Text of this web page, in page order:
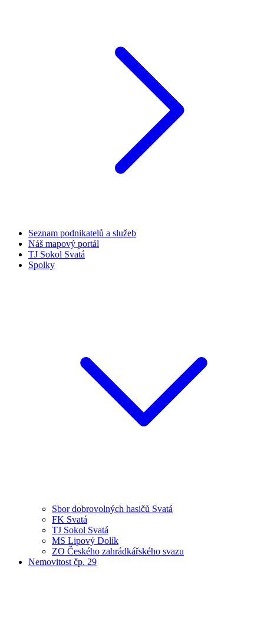
Seznam podnikatelů a služeb
Náš mapový portál
TJ Sokol Svatá
Spolky
Sbor dobrovolných hasičů Svatá
FK Svatá
TJ Sokol Svatá
MS Lipový Dolík
ZO Českého zahrádkářského svazu
Nemovitost čp. 29